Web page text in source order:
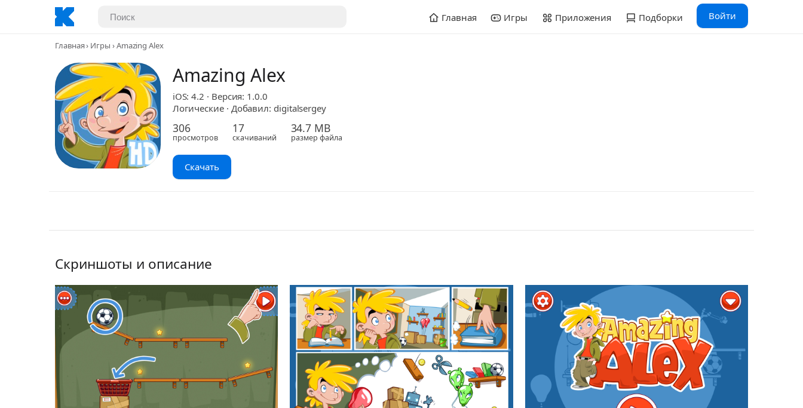
Главная Игры Приложения Подборки Войти
Главная Игры Amazing Alex
Amazing Alex
iOS: 4.2 · Версия: 1.0.0
Логические · Добавил: digitalsergey
306
просмотров
17
скачиваний
34.7 MB
размер файла
Скачать
Скриншоты и описание